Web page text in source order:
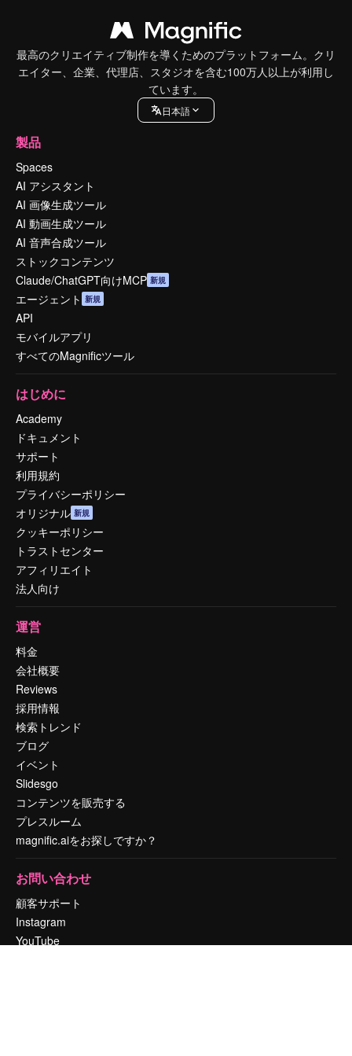
最高のクリエイティブ制作を導くためのプラットフォーム。クリ
エイター、企業、代理店、スタジオを含む100万人以上が利用し
ています。
日本語
製品
Spaces
AI アシスタント
AI 画像生成ツール
AI 動画生成ツール
AI 音声合成ツール
ストックコンテンツ
Claude/ChatGPT向けMCP 新規
エージェント 新規
API
モバイルアプリ
すべてのMagnificツール
はじめに
Academy
ドキュメント
サポート
利用規約
プライバシーポリシー
オリジナル 新規
クッキーポリシー
トラストセンター
アフィリエイト
法人向け
運営
料金
会社概要
Reviews
採用情報
検索トレンド
ブログ
イベント
Slidesgo
コンテンツを販売する
プレスルーム
magnific.aiをお探しですか？
お問い合わせ
顧客サポート
Instagram
YouTube